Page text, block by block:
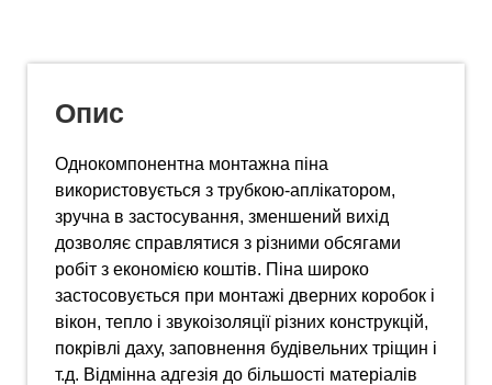
Опис
Однокомпонентна монтажна піна
використовується з трубкою-аплікатором,
зручна в застосування, зменшений вихід
дозволяє справлятися з різними обсягами
робіт з економією коштів. Піна широко
застосовується при монтажі дверних коробок і
вікон, тепло і звукоізоляції різних конструкцій,
покрівлі даху, заповнення будівельних тріщин і
т.д. Відмінна адгезія до більшості матеріалів